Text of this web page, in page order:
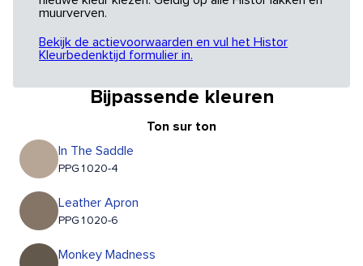
muurverven.
Bekijk de actievoorwaarden en vul het Histor
Kleurbedenktijd formulier in.
Bijpassende kleuren
Ton sur ton
In The Saddle
PPG1020-4
Leather Apron
PPG1020-6
Monkey Madness